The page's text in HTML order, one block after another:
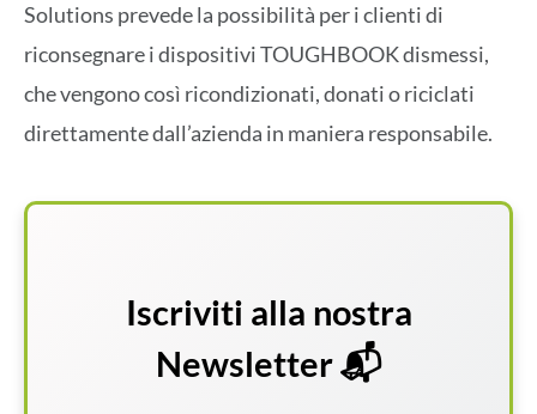
Solutions prevede la possibilità per i clienti di
riconsegnare i dispositivi TOUGHBOOK dismessi,
che vengono così ricondizionati, donati o riciclati
direttamente dall’azienda in maniera responsabile.
Iscriviti alla nostra
Newsletter 📬